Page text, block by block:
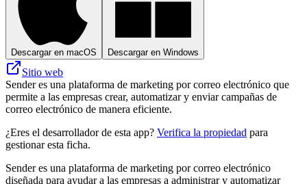
Descargar en macOS Descargar en Windows
Sitio web
Sender es una plataforma de marketing por correo electrónico que
permite a las empresas crear, automatizar y enviar campañas de
correo electrónico de manera eficiente.
¿Eres el desarrollador de esta app? Verifica la propiedad para
gestionar esta ficha.
Sender es una plataforma de marketing por correo electrónico
diseñada para ayudar a las empresas a administrar y automatizar